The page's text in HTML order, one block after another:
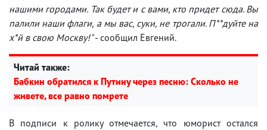
нашими городами. Так будет и с вами, кто придет сюда. Вы
палили наши флаги, а мы вас, суки, не трогали. П**дуйте на
х*й в свою Москву!"- сообщил Евгений.
Читай также:
Бабкин обратился к Путину через песню: Сколько не
живете, все равно помрете
В подписи к ролику отмечается, что юморист остался